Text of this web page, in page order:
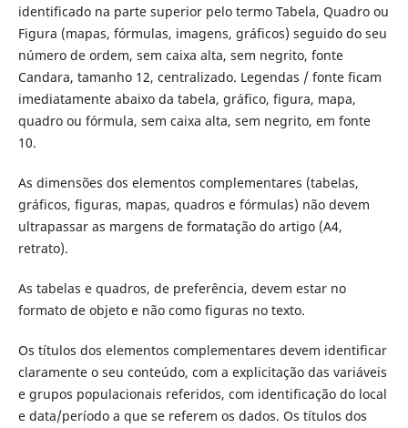
identificado na parte superior pelo termo Tabela, Quadro ou
Figura (mapas, fórmulas, imagens, gráficos) seguido do seu
número de ordem, sem caixa alta, sem negrito, fonte
Candara, tamanho 12, centralizado. Legendas / fonte ficam
imediatamente abaixo da tabela, gráfico, figura, mapa,
quadro ou fórmula, sem caixa alta, sem negrito, em fonte
10.
As dimensões dos elementos complementares (tabelas,
gráficos, figuras, mapas, quadros e fórmulas) não devem
ultrapassar as margens de formatação do artigo (A4,
retrato).
As tabelas e quadros, de preferência, devem estar no
formato de objeto e não como figuras no texto.
Os títulos dos elementos complementares devem identificar
claramente o seu conteúdo, com a explicitação das variáveis
e grupos populacionais referidos, com identificação do local
e data/período a que se referem os dados. Os títulos dos